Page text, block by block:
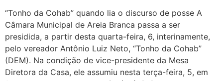
“Tonho da Cohab” quando lia o discurso de posse A
Câmara Municipal de Areia Branca passa a ser
presidida, a partir desta quarta-feira, 6, interinamente,
pelo vereador Antônio Luiz Neto, “Tonho da Cohab”
(DEM). Na condição de vice-presidente da Mesa
Diretora da Casa, ele assumiu nesta terça-feira, 5, em